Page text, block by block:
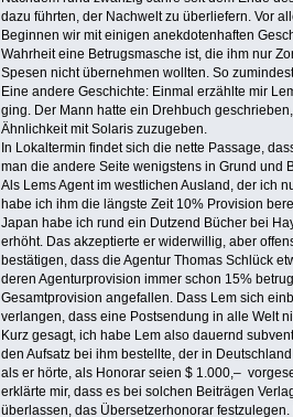
dazu führten, der Nachwelt zu überliefern. Vor
Beginnen wir mit einigen anekdotenhaften
Wahrheit eine Betrugsmasche ist, die ihm nur
Spesen nicht übernehmen wollten. So
Eine andere Geschichte: Einmal erzählte mir
ging. Der Mann hatte ein Drehbuch
Ähnlichkeit mit Solaris zuzugeben.
In Lokaltermin findet sich die nette Passage,
man die andere Seite wenigstens in Grund und
Als Lems Agent im westlichen Ausland, der ich
habe ich ihm die längste Zeit 10% Provision
Japan habe ich rund ein Dutzend Bücher bei
erhöht. Das akzeptierte er widerwillig, aber
bestätigen, dass die Agentur Thomas Schlück
deren Agenturprovision immer schon 15%
Gesamtprovision angefallen. Dass Lem sich
verlangen, dass eine Postsendung in alle Welt
Kurz gesagt, ich habe Lem also dauernd
den Aufsatz bei ihm bestellte, der in
als er hörte, als Honorar seien $ 1.000,–
erklärte mir, dass es bei solchen Beiträgen
überlassen, das Übersetzerhonorar